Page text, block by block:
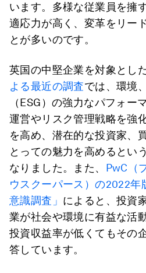
います。多様な従業員を擁
適応力が高く、変革をリー
とが多いのです。
英国の中堅企業を対象とした
よる最近の調査では、環境
（ESG）の強力なパフォー
運営やリスク管理戦略を強
を高め、潜在的な投資家、
とっての魅力を高めるとい
なりました。また、 PwC（
ウスクーパース）の2022年
意識調査」 によると、投資
業が社会や環境に有益な活
投資収益率が低くてもその
答しています。